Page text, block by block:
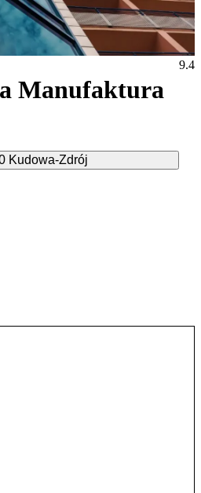
Manufaktura
Kudowa-Zdrój
9.4